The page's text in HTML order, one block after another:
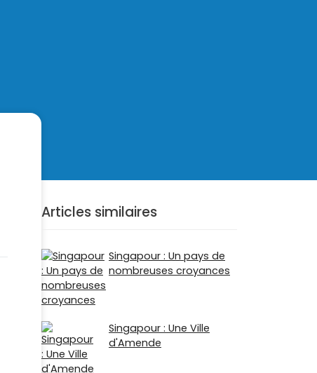
Articles similaires
Singapour : Un pays de
nombreuses croyances
Singapour : Une Ville
d'Amende